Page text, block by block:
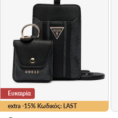
extra -15% Κωδικός: LAST
Ευκαιρία